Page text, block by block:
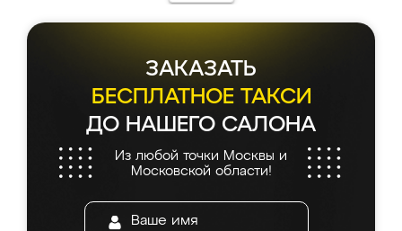
ЗАКАЗАТЬ
БЕСПЛАТНОЕ ТАКСИ
ДО НАШЕГО САЛОНА
Из любой точки Москвы и
Московской области!